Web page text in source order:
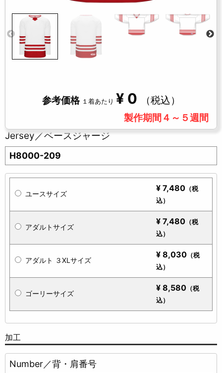
参考価格 １着あたり ¥ 0 （税込）
製作期間４～５週間
Jersey／ベースジャージ
H8000-209
ユースサイズ
¥ 7,480 （税
込）
アダルトサイズ
¥ 7,480 （税
込）
アダルト ３XLサイズ
¥ 8,030 （税
込）
ゴーリーサイズ
¥ 8,580 （税
込）
加工
Number／背・肩番号